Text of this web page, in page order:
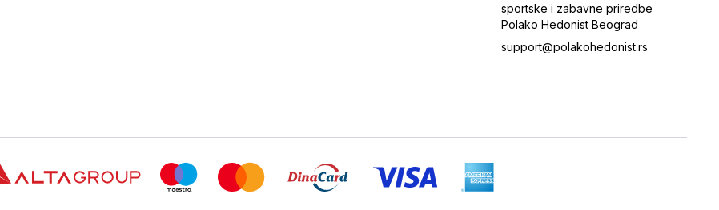
sportske i zabavne priredbe
Polako Hedonist Beograd
support@polakohedonist.rs